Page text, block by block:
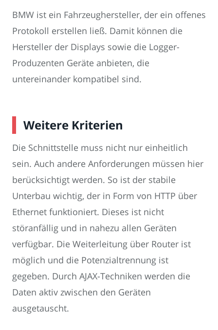
BMW ist ein Fahrzeughersteller, der ein offenes
Protokoll erstellen ließ. Damit können die
Hersteller der Displays sowie die Logger-
Produzenten Geräte anbieten, die
untereinander kompatibel sind.
Weitere Kriterien
Die Schnittstelle muss nicht nur einheitlich
sein. Auch andere Anforderungen müssen hier
berücksichtigt werden. So ist der stabile
Unterbau wichtig, der in Form von HTTP über
Ethernet funktioniert. Dieses ist nicht
störanfällig und in nahezu allen Geräten
verfügbar. Die Weiterleitung über Router ist
möglich und die Potenzialtrennung ist
gegeben. Durch AJAX-Techniken werden die
Daten aktiv zwischen den Geräten
ausgetauscht.